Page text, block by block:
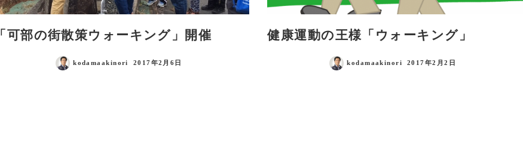
「可部の街散策ウォーキング」開催
kodamaakinori 2017年2月6日
健康運動の王様「ウォーキング」
kodamaakinori 2017年2月2日